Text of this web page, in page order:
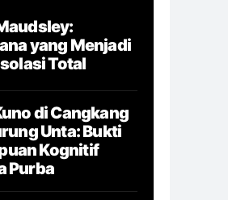
yang Menjadi
Total
di Cangkang
Unta: Bukti
Kognitif
Purba